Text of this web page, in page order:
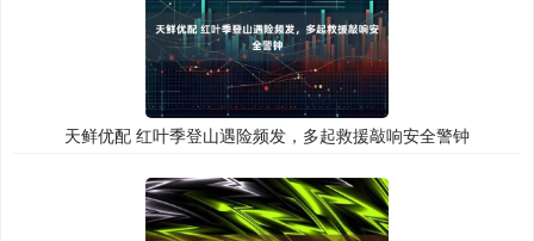
天鲜优配 红叶季登山遇险频发，多起救援敲响安全警钟